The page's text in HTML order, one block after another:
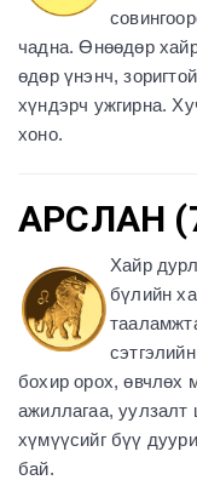
чадна. Өнөөдөр
өдөр үнэнч,
хүндэрч ужгирна.
хоно.
АРСЛАН
Хайр
бүлийн
бохир орох, өвчлөх
ажиллагаа,
хүмүүсийг бүү
бай.